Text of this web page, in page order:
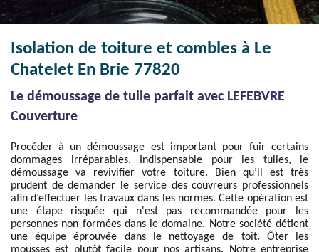
Isolation de toiture et combles à Le
Chatelet En Brie 77820
Le démoussage de tuile parfait avec LEFEBVRE
Couverture
Procéder à un démoussage est important pour fuir certains
dommages irréparables. Indispensable pour les tuiles, le
démoussage va revivifier votre toiture. Bien qu’il est très
prudent de demander le service des couvreurs professionnels
afin d’effectuer les travaux dans les normes. Cette opération est
une étape risquée qui n'est pas recommandée pour les
personnes non formées dans le domaine. Notre société détient
une équipe éprouvée dans le nettoyage de toit. Ôter les